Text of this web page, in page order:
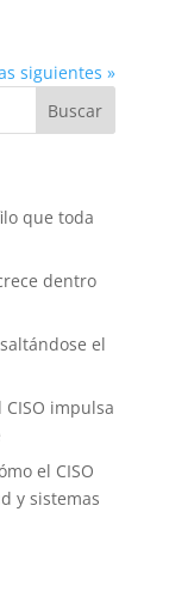
siguientes »
que toda
dentro
el
impulsa
el CISO
y sistemas